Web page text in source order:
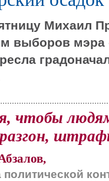
Михаил
выборов мэра
чтобы
политической